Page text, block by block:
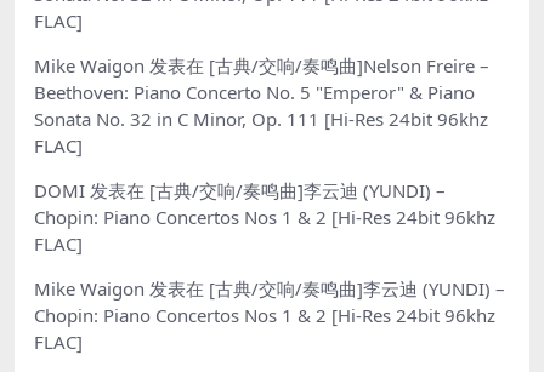
FLAC]
Mike Waigon 发表在 [古典/交响/奏鸣曲]Nelson Freire –
Beethoven: Piano Concerto No. 5 "Emperor" & Piano
Sonata No. 32 in C Minor, Op. 111 [Hi-Res 24bit 96khz
FLAC]
DOMI 发表在 [古典/交响/奏鸣曲]李云迪 (YUNDI) –
Chopin: Piano Concertos Nos 1 & 2 [Hi-Res 24bit 96khz
FLAC]
Mike Waigon 发表在 [古典/交响/奏鸣曲]李云迪 (YUNDI) –
Chopin: Piano Concertos Nos 1 & 2 [Hi-Res 24bit 96khz
FLAC]